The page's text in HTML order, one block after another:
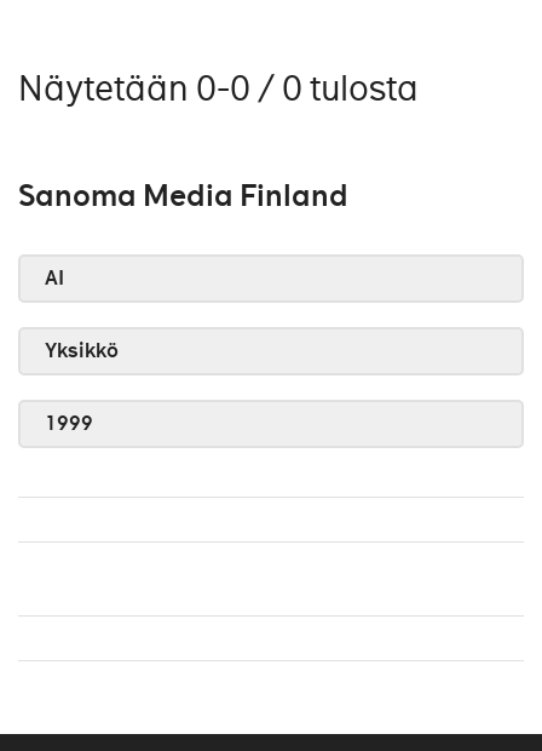
Näytetään 0-0 / 0 tulosta
Sanoma Media Finland
AI
Yksikkö
1999